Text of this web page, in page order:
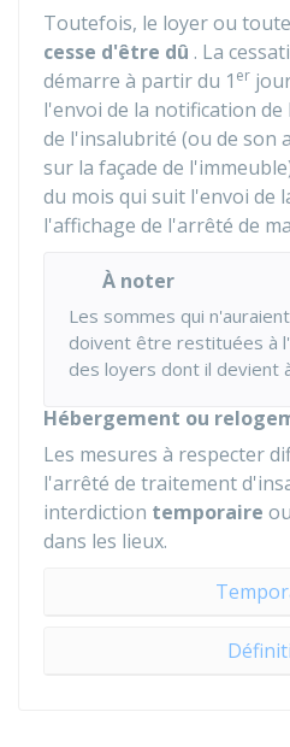
Toutefois, le loyer ou
cesse d'être dû . La
démarre à partir du 1 er
l'envoi de la notification
de l'insalubrité (ou de son
sur la façade de
du mois qui suit l'envoi de
l'affichage de l'arrêté de
À noter
Les sommes qui
doivent être restituées à
des loyers dont il devient
Hébergement ou
Les mesures à respecter
l'arrêté de traitement
interdiction temporaire ou
dans les lieux.